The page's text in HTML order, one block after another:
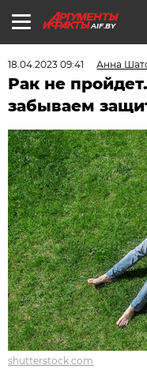
AIF.BY
18.04.2023 09:41 Анна
Рак не
забываем
shutterstock.com